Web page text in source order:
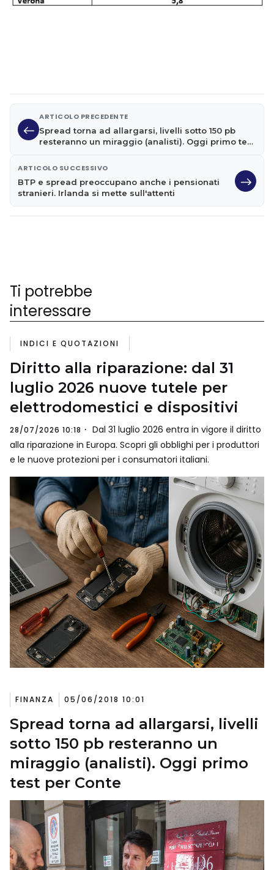
ARTICOLO PRECEDENTE
Spread torna ad allargarsi, livelli sotto 150 pb
resteranno un miraggio (analisti). Oggi primo test
ARTICOLO SUCCESSIVO
BTP e spread preoccupano anche i pensionati
stranieri. Irlanda si mette sull'attenti
Ti potrebbe
interessare
INDICI E QUOTAZIONI
Diritto alla riparazione: dal 31
luglio 2026 nuove tutele per
elettrodomestici e dispositivi
28/07/2026 10:18
Dal 31 luglio 2026 entra in vigore il diritto
alla riparazione in Europa. Scopri gli obblighi per i produttori
e le nuove protezioni per i consumatori italiani.
FINANZA 05/06/2018 10:01
Spread torna ad allargarsi, livelli
sotto 150 pb resteranno un
miraggio (analisti). Oggi primo
test per Conte